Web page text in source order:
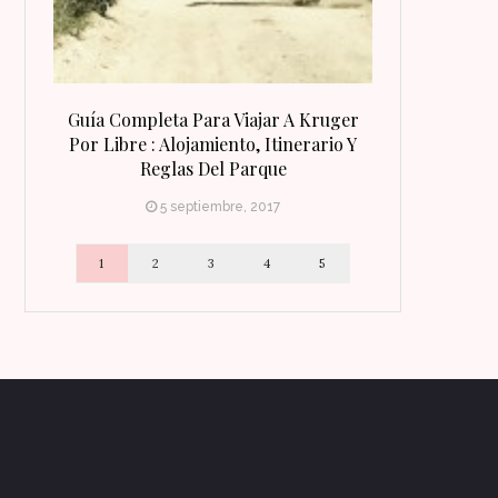
Guía Completa Para Viajar A Kruger
Por Libre : Alojamiento, Itinerario Y
Reglas Del Parque
5 septiembre, 2017
1 2 3 4 5